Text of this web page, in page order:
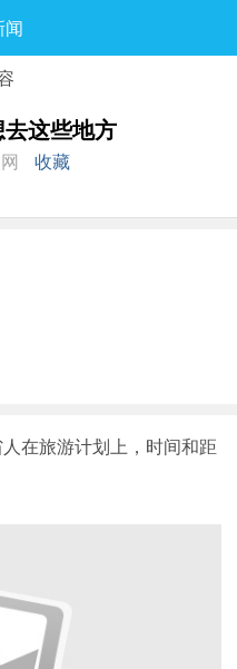
最新发表
闻
这些地方
收藏
在旅游计划上，时间和距